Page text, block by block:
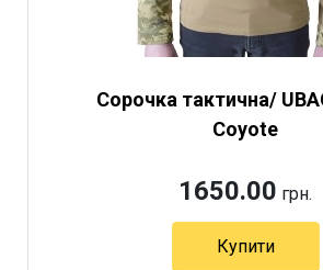
Сорочка тактична/
Coyote
1650.00 грн.
Купити